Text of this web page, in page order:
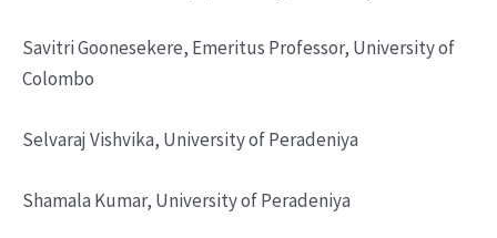
Savitri Goonesekere, Emeritus Professor, University of
Colombo
Selvaraj Vishvika, University of Peradeniya
Shamala Kumar, University of Peradeniya